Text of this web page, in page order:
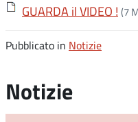
GUARDA il VIDEO ! (7
Pubblicato in Notizie
Notizie